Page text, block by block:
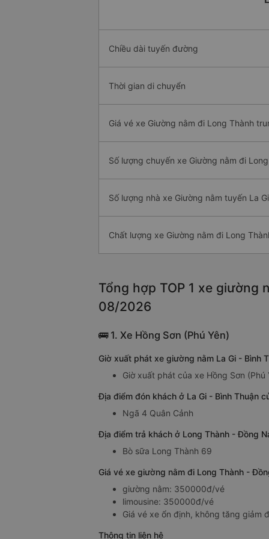
Chiều dài tuyến đường
Thời gian di chuyển
Giá vé xe Giường nằm đi Long Thành
Số lượng chuyến xe Giường nằm đi
Số lượng nhà xe Giường nằm tuyến La
Chất lượng xe Giường nằm đi Long
Tổng hợp TOP 1 xe
08/2026
🚌 1. Xe Hồng Sơn (Phú Yên)
Giờ xuất phát xe giường nằm La Gi - Bình
Giờ xuất phát của xe Hồng Sơn
Địa điểm đón khách ở La Gi - Bình Thuận
Ngã 4 Quân Cảnh
Địa điểm trả khách ở Long Thành - Đồng
Bò sữa Long Thành 69
Giá vé xe giường nằm đi Long Thành -
giường nằm: 350000đ/vé
limousine: 350000đ/vé
Giá vé xe ổn định, không tăng giảm
Thông tin liên hệ